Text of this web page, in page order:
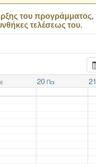
του προγράμματος,
τελέσεως του.
20 Πα 21